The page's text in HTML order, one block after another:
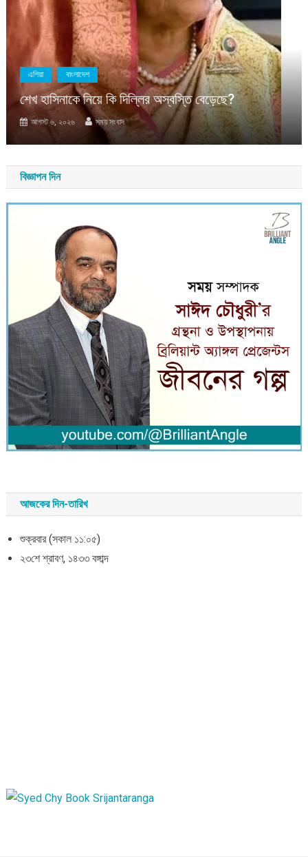
এশিয়া বাংলাদেশ
শেখ হাসিনাকে নিয়ে কি দিল্লির অস্বস্তি বেড়েছে?
আগস্ট ৬, ২০২৬ সময় সংবাদ
বিজ্ঞাপন দিন
আজকের দিন-তারিখ
শুক্রবার (সকাল ১১:০৫)
২৩শে শ্রাবণ, ১৪৩৩ বঙ্গাব্দ